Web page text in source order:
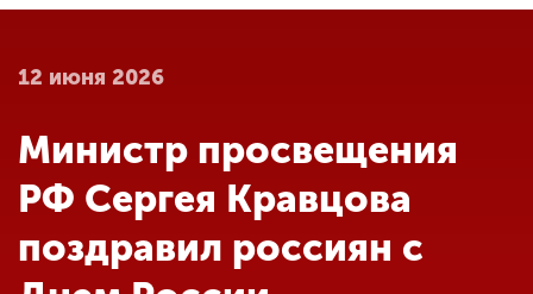
Главная
Абитуриенту
Обучение
12 июня 2026
Министр просвещения
РФ Сергея Кравцова
поздравил россиян с